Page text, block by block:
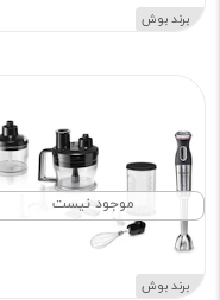
برند بوش
موجود نیست
برند بوش